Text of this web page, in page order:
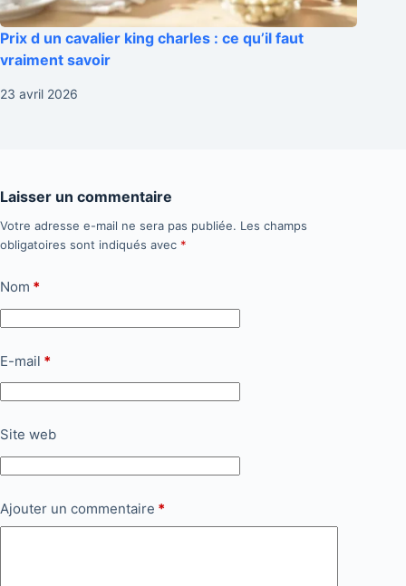
Prix d un cavalier king charles : ce qu’il faut
vraiment savoir
23 avril 2026
Laisser un commentaire
Votre adresse e-mail ne sera pas publiée. Les champs
obligatoires sont indiqués avec *
Nom *
E-mail *
Site web
Ajouter un commentaire *